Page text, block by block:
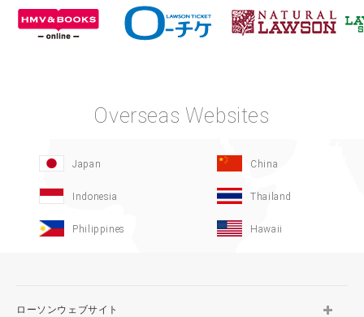
Overseas Websites
Japan China
Indonesia Thailand
Philippines Hawaii
ローソンウェブサイト